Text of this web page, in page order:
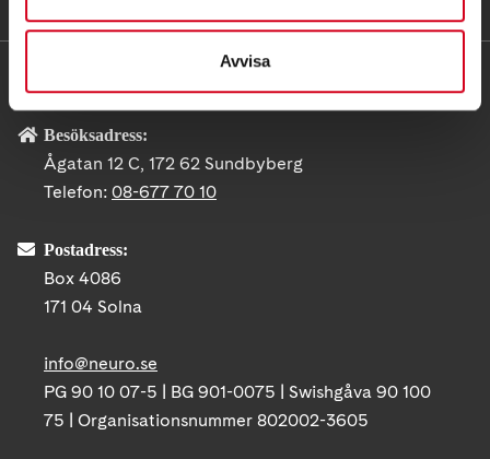
Avvisa
Besöksadress:
Ågatan 12 C, 172 62 Sundbyberg
Telefon: 08-677 70 10
Postadress:
Box 4086
171 04 Solna
info@neuro.se
PG 90 10 07-5 | BG 901-0075 | Swishgåva 90 100
75 | Organisationsnummer 802002-3605